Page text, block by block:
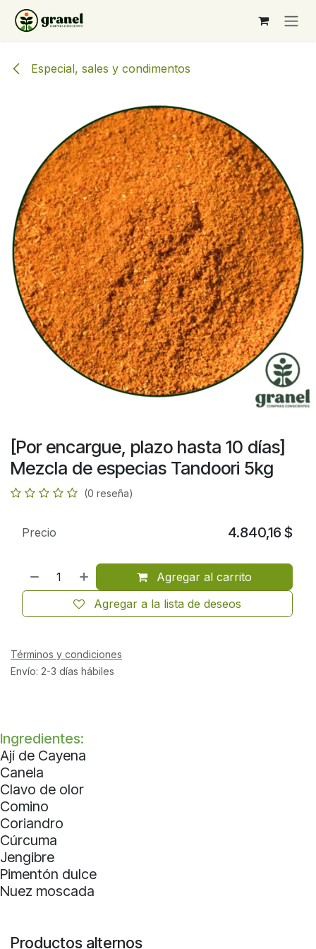
Ir al contenido
Especial, sales y condimentos
[Por encargue, plazo hasta 10 días]
Mezcla de especias Tandoori 5kg
(0 reseña)
Agregar al carrito
Agregar a la lista de deseos
Precio 4.840,16 $
Términos y condiciones
Envío: 2-3 días hábiles
Ingredientes:
Ají de Cayena
Canela
Clavo de olor
Comino
Coriandro
Cúrcuma
Jengibre
Pimentón dulce
Nuez moscada
Productos alternos